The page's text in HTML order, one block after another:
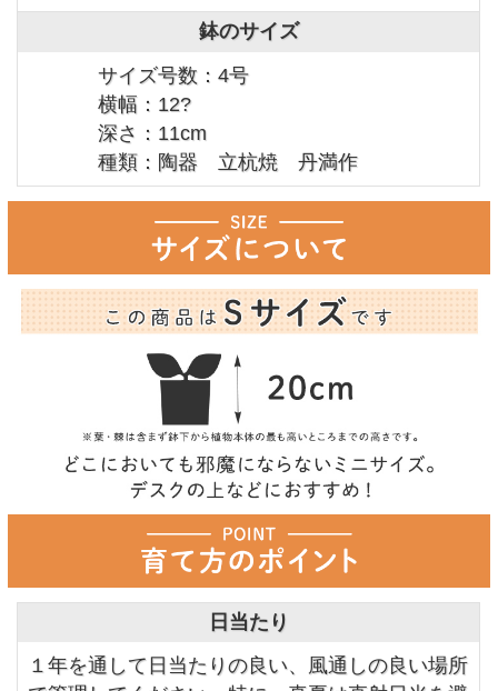
鉢のサイズ
サイズ号数：4号
横幅：12?
深さ：11cm
種類：陶器 立杭焼 丹満作
日当たり
１年を通して日当たりの良い、風通しの良い場所